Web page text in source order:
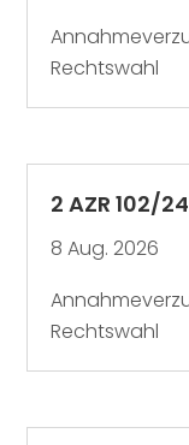
Rechtswahl
2 AZR 102/24
8 Aug. 2026
Rechtswahl